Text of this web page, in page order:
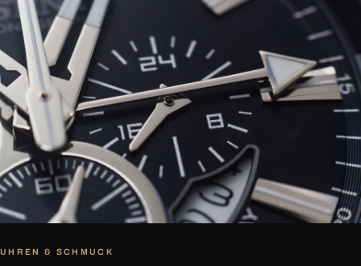
UHREN & SCHMUCK